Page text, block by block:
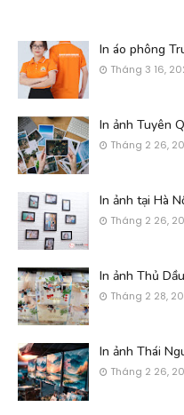
In áo phông
Tháng 3 16,
In ảnh Tuyên
Tháng 2 26,
In ảnh tại Hà
Tháng 2 26,
In ảnh Thủ
Tháng 2 28,
In ảnh Thái
Tháng 2 26,